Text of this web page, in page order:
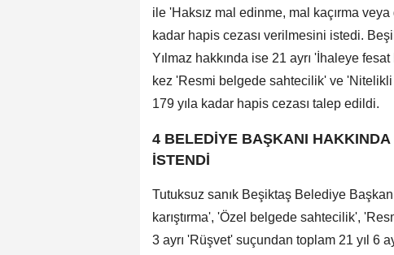
ile 'Haksız mal edinme, mal kaçırma
kadar hapis cezası verilmesini istedi.
Yılmaz hakkında ise 21 ayrı 'İhaleye
kez 'Resmi belgede sahtecilik' ve 'Nitelikli
179 yıla kadar hapis cezası talep edildi.
4 BELEDİYE BAŞKANI
İSTENDİ
Tutuksuz sanık Beşiktaş Belediye Başkan
karıştırma', 'Özel belgede sahtecilik',
3 ayrı 'Rüşvet' suçundan toplam 21 yıl 6